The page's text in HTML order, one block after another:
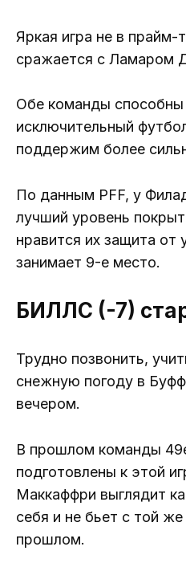
Яркая игра не в
сражается с Ламаром
Обе команды способны
исключительный
поддержим более
По данным PFF, у
лучший уровень
нравится их защита от
занимает 9-е место.
БИЛЛС (-7)
Трудно позвонить,
снежную погоду в
вечером.
В прошлом команды
подготовлены к этой
Маккаффри выглядит
себя и не бьет с той
прошлом.